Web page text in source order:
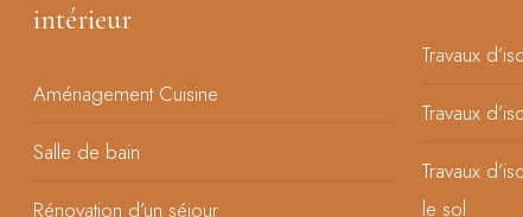
intérieur
Aménagement Cuisine
Salle de bain
Rénovation d’un séjour
Travaux
Travaux
Travaux
le sol